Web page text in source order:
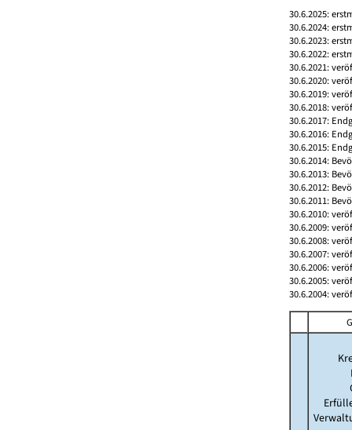
30.6.2025:
30.6.2024:
30.6.2023:
30.6.2022:
30.6.2021:
30.6.2020:
30.6.2019:
30.6.2018:
30.6.2017:
30.6.2016:
30.6.2015:
30.6.2014:
30.6.2013:
30.6.2012:
30.6.2011:
30.6.2010:
30.6.2009:
30.6.2008:
30.6.2007:
30.6.2006:
30.6.2005:
30.6.2004: